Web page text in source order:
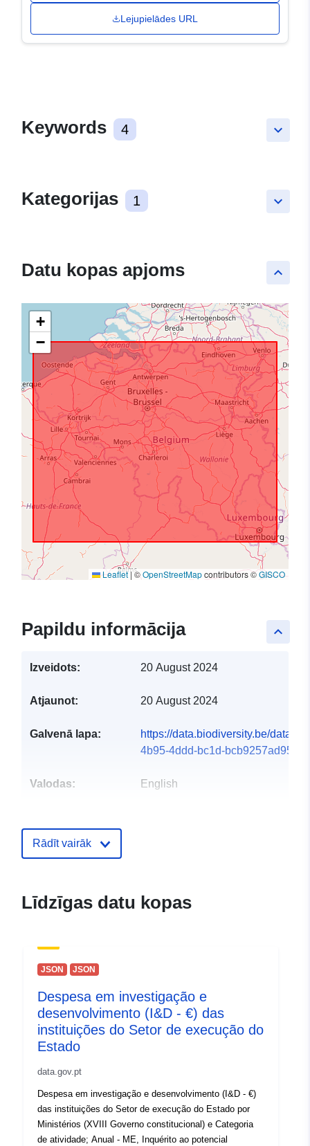
Lejupielādes URL
keyboard_arrow_down
Keywords 4
keyboard_arrow_down
Kategorijas 1
keyboard_arrow_up
Datu kopas apjoms
+
−
Leaflet|©OpenStreetMapcontributors ©GISCO
keyboard_arrow_up
Papildu informācija
Izveidots: 20 August 2024
Atjaunot: 20 August 2024
Galvenā lapa:
https://data.biodiversity.be/
4b95-4ddd-bc1d-bcb9257ad956
Valodas: English
Organizācijas nosaukums:
URL:
http://www.biodiversity.be
Kataloga
ieraksts:
Ģeogrāfiskā
atrašanās vieta:
Koordinātes: [ [ 2.54, 51.51 ],
[ 6.41, 51.51 ], [ 6.41, 49.49 ],
Rādīt vairāk
Līdzīgas datu kopas
JSON JSON
Despesa em investigação e
desenvolvimento (I&D - €) das
instituições do Setor de execução do
Estado
data.gov.pt
Despesa em investigação e desenvolvimento (I&D - €)
das instituições do Setor de execução do Estado por
Ministérios (XVIII Governo constitucional) e Categoria
de atividade; Anual - ME, Inquérito ao potencial